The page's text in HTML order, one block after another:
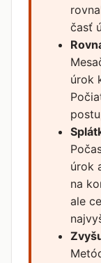
časť
úrok
úrok
na
ale